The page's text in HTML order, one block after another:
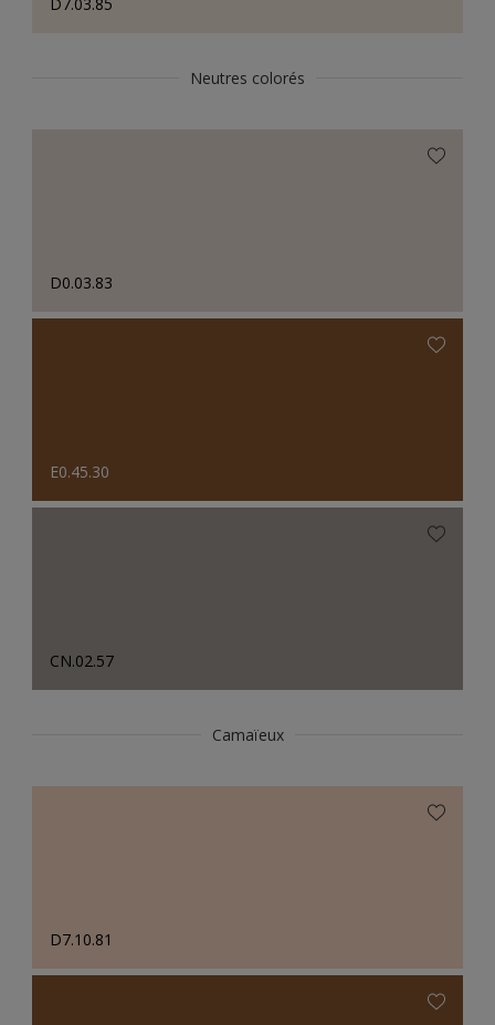
Neutres colorés
D0.03.83
E0.45.30
CN.02.57
Camaïeux
D7.10.81